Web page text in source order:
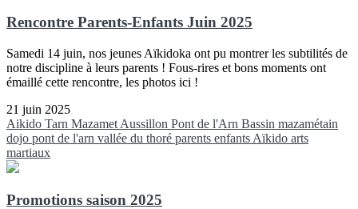
Rencontre Parents-Enfants Juin 2025
Samedi 14 juin, nos jeunes Aïkidoka ont pu montrer les subtilités de
notre discipline à leurs parents ! Fous-rires et bons moments ont
émaillé cette rencontre, les photos ici !
21 juin 2025
Aikido Tarn Mazamet Aussillon Pont de l'Arn Bassin mazamétain
dojo pont de l'arn vallée du thoré parents enfants Aïkido arts
martiaux
Promotions saison 2025